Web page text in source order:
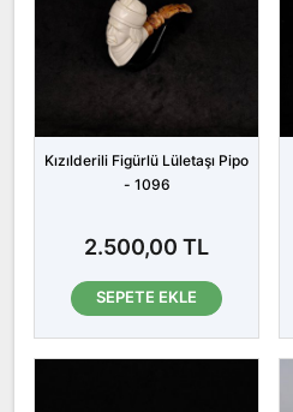
Kızılderili Figürlü Lületaşı Pipo
- 1096
2.500,00 TL
SEPETE EKLE